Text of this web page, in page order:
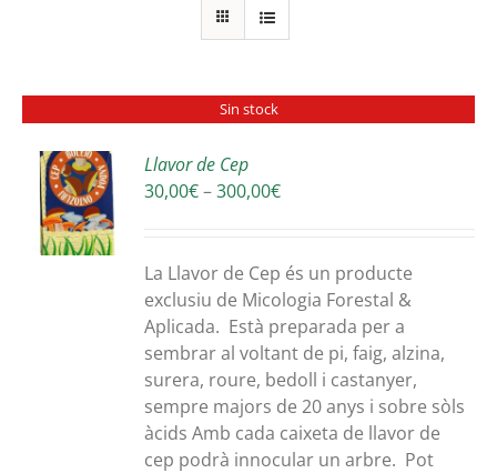
Sin stock
Llavor de Cep
30,00€–300,00€Interval
30,00€
a
300,00€
La Llavor de Cep és un producte
exclusiu de Micologia Forestal &
Aplicada. Està preparada per a
sembrar al voltant de pi, faig, alzina,
surera, roure, bedoll i castanyer,
sempre majors de 20 anys i sobre sòls
àcids Amb cada caixeta de llavor de
cep podrà innocular un arbre. Pot